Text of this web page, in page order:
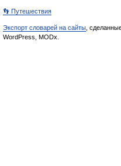
👣 Путешествия
Экспорт словарей на сайты ,
WordPress, MODx.